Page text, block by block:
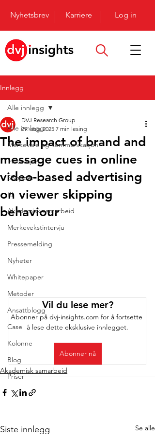
Nyhetsbrev Karriere Log in
Innlegg
Alle innlegg
Merkevare og kommunikasjon
Innovasjon
Shopper
KI
Akademisk samarbeid
Merkevekstintervju
Pressemelding
Nyheter
Whitepaper
Metoder
Ansattblogg
Case
Kolonne
Blog
Priser
Alle innlegg
The impact of brand and
message cues in online
video-based advertising
on viewer skipping
behaviour
DVJ Research Group
29. aug. 2025 7 min lesing
Vil du lese mer?
Abonner på dvj-insights.com for å fortsette
å lese dette eksklusive innlegget.
Abonner nå
Akademisk samarbeid
Siste innlegg Se alle